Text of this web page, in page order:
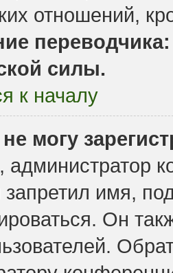
отношений,
силы.
к началу
могу
администратор
имя,
Он